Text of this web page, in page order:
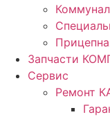
Запчасти
Сервис
Ремонт